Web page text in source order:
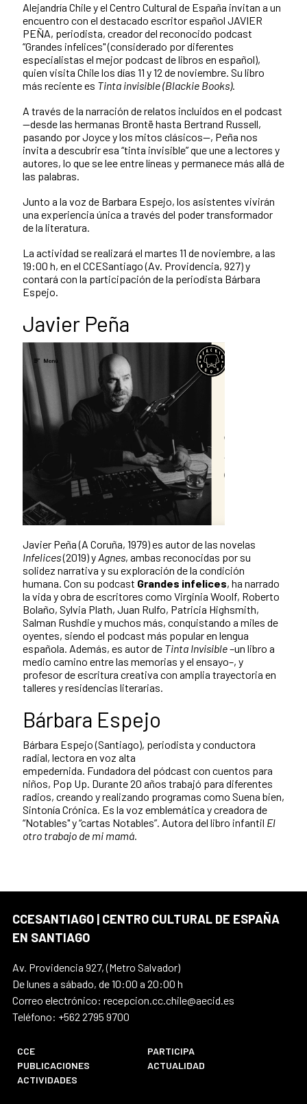
Alejandría Chile y el Centro Cultural de España invitan a un
encuentro con el destacado escritor español JAVIER
PEÑA, periodista, creador del reconocido podcast
“Grandes infelices" (considerado por diferentes
especialistas el mejor podcast de libros en español),
quien visita Chile los días 11 y 12 de noviembre. Su libro
más reciente es Tinta invisible (Blackie Books).
A través de la narración de relatos incluidos en el podcast
—desde las hermanas Brontë hasta Bertrand Russell,
pasando por Joyce y los mitos clásicos—, Peña nos
invita a descubrir esa “tinta invisible” que une a lectores y
autores, lo que se lee entre líneas y permanece más allá de
las palabras.
Junto a la voz de Barbara Espejo, los asistentes vivirán
una experiencia única a través del poder transformador
de la literatura.
La actividad se realizará el martes 11 de noviembre, a las
19:00 h, en el CCESantiago (Av. Providencia, 927) y
contará con la participación de la periodista Bárbara
Espejo.
Javier Peña
Javier Peña (A Coruña, 1979) es autor de las novelas
Infelices(2019) yAgnes, ambas reconocidas por su
solidez narrativa y su exploración de la condición
humana. Con su podcast Grandes infelices, ha narrado
la vida y obra de escritores como Virginia Woolf, Roberto
Bolaño, Sylvia Plath, Juan Rulfo, Patricia Highsmith,
Salman Rushdie y muchos más, conquistando a miles de
oyentes, siendo el podcast más popular en lengua
española. Además, es autor de Tinta Invisible–un libro a
medio camino entre las memorias y el ensayo–, y
profesor de escritura creativa con amplia trayectoria en
talleres y residencias literarias.
Bárbara Espejo
Bárbara Espejo (Santiago), periodista y conductora
radial, lectora en voz alta
empedernida. Fundadora del pódcast con cuentos para
niños, Pop Up. Durante 20 años trabajó para diferentes
radios, creando y realizando programas como Suena bien,
Sintonía Crónica. Es la voz emblemática y creadora de
“Notables" y “cartas Notables”. Autora del libro infantil El
otro trabajo de mi mamá.
CCESANTIAGO | CENTRO CULTURAL DE ESPAÑA
EN SANTIAGO
Av. Providencia 927, (Metro Salvador)
De lunes a sábado, de 10:00 a 20:00 h
Correo electrónico: recepcion.cc.chile@aecid.es
Teléfono: +562 2795 9700
CCE
PARTICIPA
PUBLICACIONES
ACTUALIDAD
ACTIVIDADES